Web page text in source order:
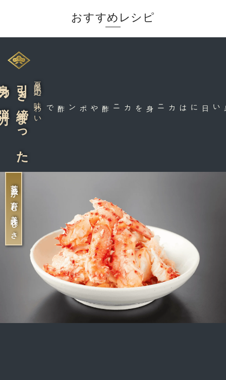
おすすめレシピ
荒波が育む美味しさ
引き締まった
力 夏限定の味わい 暑い日にはカニ身を
カニ酢やポン酢で